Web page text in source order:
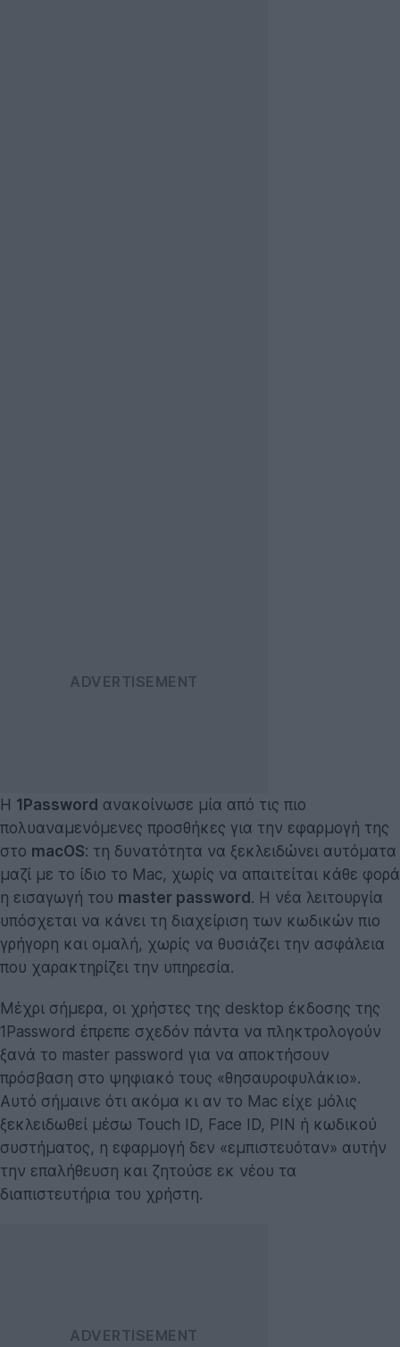
Η 1Password ανακοίνωσε μία από τις πιο
πολυαναμενόμενες προσθήκες για την εφαρμογή της
στο macOS: τη δυνατότητα να ξεκλειδώνει αυτόματα
μαζί με το ίδιο το Mac, χωρίς να απαιτείται κάθε φορά
η εισαγωγή του master password. Η νέα λειτουργία
υπόσχεται να κάνει τη διαχείριση των κωδικών πιο
γρήγορη και ομαλή, χωρίς να θυσιάζει την ασφάλεια
που χαρακτηρίζει την υπηρεσία.
Μέχρι σήμερα, οι χρήστες της desktop έκδοσης της
1Password έπρεπε σχεδόν πάντα να πληκτρολογούν
ξανά το master password για να αποκτήσουν
πρόσβαση στο ψηφιακό τους «θησαυροφυλάκιο».
Αυτό σήμαινε ότι ακόμα κι αν το Mac είχε μόλις
ξεκλειδωθεί μέσω Touch ID, Face ID, PIN ή κωδικού
συστήματος, η εφαρμογή δεν «εμπιστευόταν» αυτήν
την επαλήθευση και ζητούσε εκ νέου τα
διαπιστευτήρια του χρήστη.